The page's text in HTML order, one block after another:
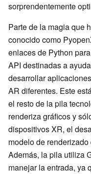
sorprendentemente
Parte de la magia que
conocido como
enlaces de Python
API destinadas a
desarrollar
AR diferentes. Este
el resto de la pila
renderiza gráficos y
dispositivos XR, el
modelo de
Además, la pila utiliza
manejar la entrada, ya